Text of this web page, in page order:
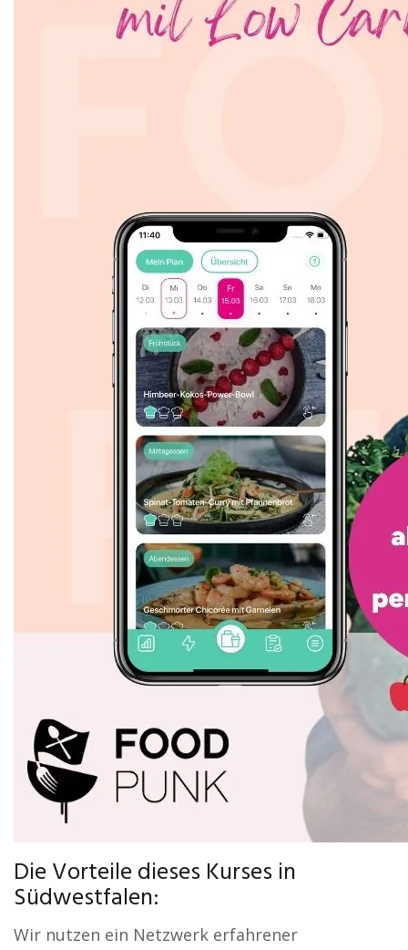
Die Vorteile dieses Kurses in
Südwestfalen:
Wir nutzen ein Netzwerk erfahrener